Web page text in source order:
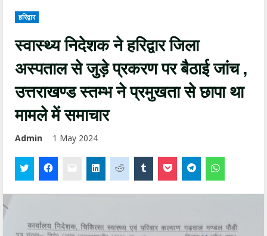
हरिद्वार
स्वास्थ्य निदेशक ने हरिद्वार जिला
अस्पताल से जुड़े प्रकरण पर बैठाई जांच ,
उत्तराखण्ड स्तम्भ ने प्रमुखता से छापा था
मामले में समाचार
Admin 1 May 2024